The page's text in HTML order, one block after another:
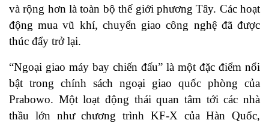
và rộng hơn là toàn bộ thế giới phương Tây. Các hoạt
động mua vũ khí, chuyển giao công nghệ đã được
thúc đẩy trở lại.
“Ngoại giao máy bay chiến đấu” là một đặc điểm nổi
bật trong chính sách ngoại giao quốc phòng của
Prabowo. Một loạt động thái quan tâm tới các nhà
thầu lớn như chương trình KF-X của Hàn Quốc,